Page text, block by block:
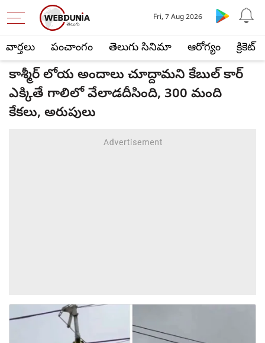
వార్తలు పంచాంగం తెలుగు సినిమా ఆరోగ్యం క్రికెట్
Fri, 7 Aug 2026
కాశ్మీర్ లోయ అందాలు చూద్దామని కేబుల్ కార్
ఎక్కితే గాలిలో వేలాడదీసింది, 300 మంది
కేకలు, అరుపులు